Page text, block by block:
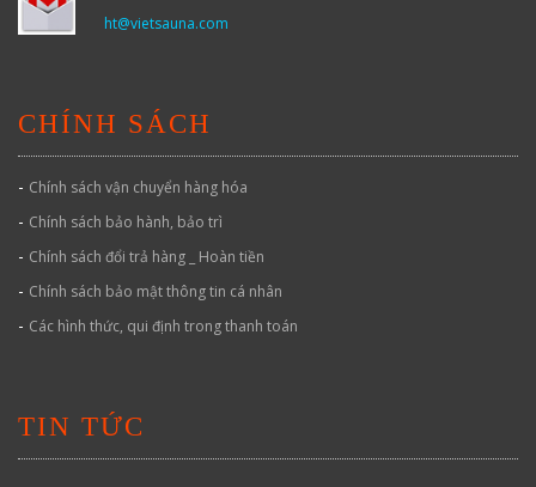
ht@vietsauna.com
CHÍNH SÁCH
- Chính sách vận chuyển hàng hóa
- Chính sách bảo hành, bảo trì
- Chính sách đổi trả hàng _ Hoàn tiền
- Chính sách bảo mật thông tin cá nhân
- Các hình thức, qui định trong thanh toán
TIN TỨC